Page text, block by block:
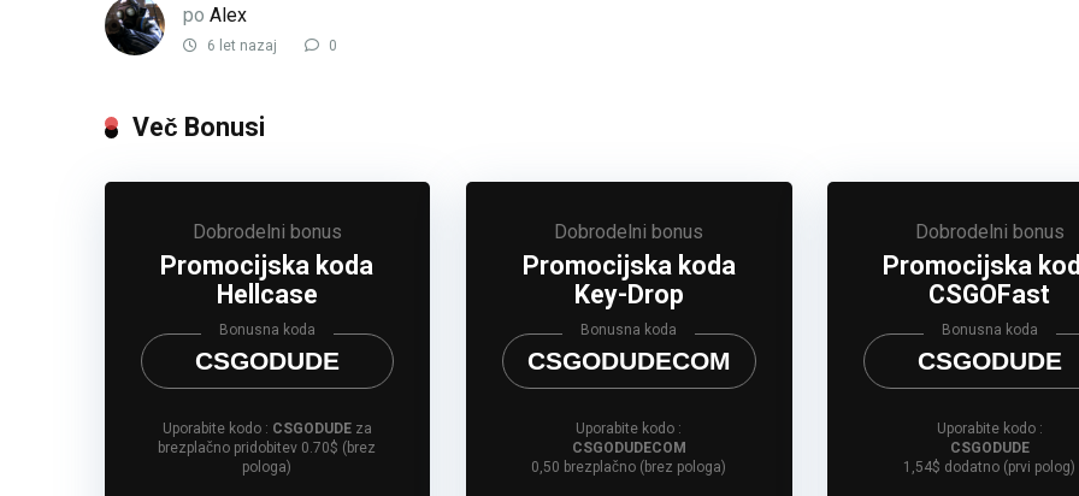
po Alex
6 let nazaj 0
Več Bonusi
Dobrodelni bonus
Promocijska koda
Hellcase
CSGODUDE
Bonusna koda
Uporabite kodo : CSGODUDEza
brezplačno pridobitev 0.70$ (brez
pologa)
Dobrodelni bonus
Promocijska koda
Key-Drop
CSGODUDECOM
Bonusna koda
Uporabite kodo :
CSGODUDECOM
0,50 brezplačno (brez pologa)
Dobrodelni bonus
Promocijska
CSGOFast
CSGODUDE
Bonusna koda
Uporabite kodo :
CSGODUDE
1,54$ dodatno (prvi polog)